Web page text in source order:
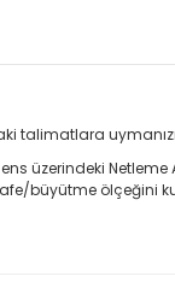
talimatlara
Netleme
büyütme ölçeğini